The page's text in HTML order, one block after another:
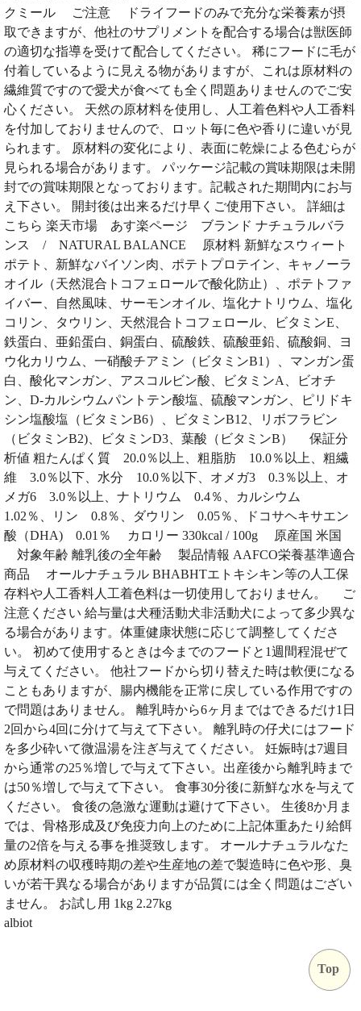
クミール ご注意 ドライフードのみで充分な栄養素が摂
取できますが、他社のサプリメントを配合する場合は獣医師
の適切な指導を受けて配合してください。 稀にフードに毛が
付着しているように見える物がありますが、これは原材料の
繊維質ですので愛犬が食べても全く問題ありませんのでご安
心ください。 天然の原材料を使用し、人工着色料や人工香料
を付加しておりませんので、ロット毎に色や香りに違いが見
られます。 原材料の変化により、表面に乾燥による色むらが
見られる場合があります。 パッケージ記載の賞味期限は未開
封での賞味期限となっております。記載された期間内にお与
え下さい。 開封後は出来るだけ早くご使用下さい。 詳細は
こちら 楽天市場 あす楽ページ ブランド ナチュラルバラ
ンス / NATURAL BALANCE 原材料 新鮮なスウィート
ポテト、新鮮なバイソン肉、ポテトプロテイン、キャノーラ
オイル（天然混合トコフェロールで酸化防止）、ポテトファ
イバー、自然風味、サーモンオイル、塩化ナトリウム、塩化
コリン、タウリン、天然混合トコフェロール、ビタミンE、
鉄蛋白、亜鉛蛋白、銅蛋白、硫酸鉄、硫酸亜鉛、硫酸銅、ヨ
ウ化カリウム、一硝酸チアミン（ビタミンB1）、マンガン蛋
白、酸化マンガン、アスコルビン酸、ビタミンA、ビオチ
ン、D-カルシウムパントテン酸塩、硫酸マンガン、ピリドキ
シン塩酸塩（ビタミンB6）、ビタミンB12、リボフラビン
（ビタミンB2)、ビタミンD3、葉酸（ビタミンB） 保証分
析値 粗たんぱく質 20.0％以上、粗脂肪 10.0％以上、粗繊
維 3.0％以下、水分 10.0％以下、オメガ3 0.3％以上、オ
メガ6 3.0％以上、ナトリウム 0.4％、カルシウム
1.02％、リン 0.8％、ダウリン 0.05％、ドコサヘキサエン
酸（DHA) 0.01％ カロリー 330kcal / 100g 原産国 米国
対象年齢 離乳後の全年齢 製品情報 AAFCO栄養基準適合
商品 オールナチュラル BHABHTエトキシキン等の人工保
存料や人工香料人工着色料は一切使用しておりません。 ご
注意ください 給与量は犬種活動犬非活動犬によって多少異な
る場合があります。体重健康状態に応じて調整してくださ
い。 初めて使用するときは今までのフードと1週間程混ぜて
与えてください。 他社フードから切り替えた時は軟便になる
こともありますが、腸内機能を正常に戻している作用ですの
で問題はありません。 離乳時から6ヶ月まではできるだけ1日
2回から4回に分けて与えて下さい。 離乳時の仔犬にはフード
を多少砕いて微温湯を注ぎ与えてください。 妊娠時は7週目
から通常の25％増しで与えて下さい。出産後から離乳時まで
は50％増しで与えて下さい。 食事30分後に新鮮な水を与えて
ください。 食後の急激な運動は避けて下さい。 生後8か月ま
では、骨格形成及び免疫力向上のために上記体重あたり給餌
量の2倍を与える事を推奨致します。 オールナチュラルなた
め原材料の収穫時期の差や生産地の差で製造時に色や形、臭
いが若干異なる場合がありますが品質には全く問題はござい
ません。 お試し用 1kg 2.27kg
albiot
Top